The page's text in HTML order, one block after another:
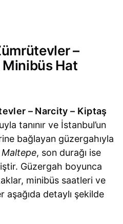
–
Hat
– Narcity – Kiptaş
tanınır ve İstanbul’un
bağlayan güzergahıyla
Maltepe, son durağı ise
Güzergah boyunca
minibüs saatleri ve
detaylı şekilde